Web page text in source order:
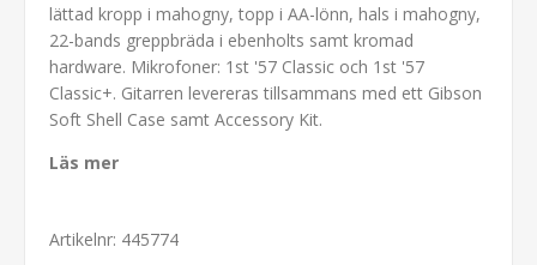
lättad kropp i mahogny, topp i AA-lönn, hals i mahogny,
22-bands greppbräda i ebenholts samt kromad
hardware. Mikrofoner: 1st '57 Classic och 1st '57
Classic+. Gitarren levereras tillsammans med ett Gibson
Soft Shell Case samt Accessory Kit.
Läs mer
Artikelnr: 445774